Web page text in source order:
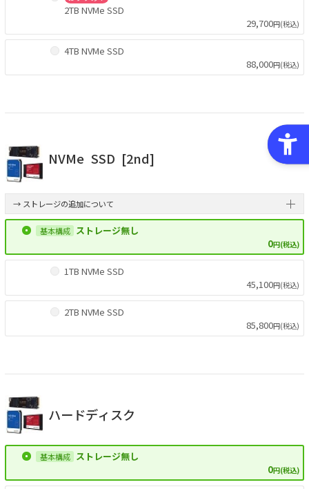
2TB NVMe SSD
29,700円(税込)
4TB NVMe SSD
88,000円(税込)
NVMe SSD [2nd]
→ ストレージの追加について
ストレージ無し
0円(税込)
1TB NVMe SSD
45,100円(税込)
2TB NVMe SSD
85,800円(税込)
ハードディスク
ストレージ無し
0円(税込)